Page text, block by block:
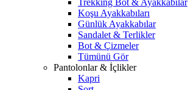
Trekking Bot & Ayakkabılar
Koşu Ayakkabıları
Günlük Ayakkabılar
Sandalet & Terlikler
Bot & Çizmeler
Tümünü Gör
Pantolonlar & İçlikler
Kapri